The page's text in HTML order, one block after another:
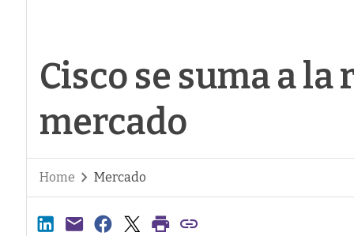
Cisco se suma a
mercado
Home Mercado